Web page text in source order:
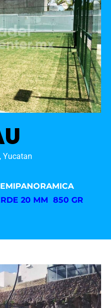
Yucatan
20 MM 850 GR